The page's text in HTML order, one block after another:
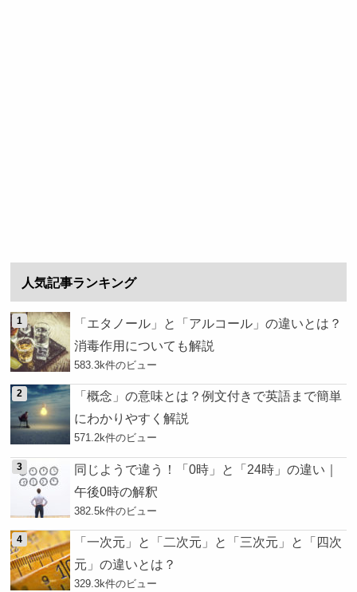
人気記事ランキング
「エタノール」と「アルコール」の違いとは？
消毒作用についても解説
583.3k件のビュー
「概念」の意味とは？例文付きで英語まで簡単
にわかりやすく解説
571.2k件のビュー
同じようで違う！「0時」と「24時」の違い｜
午後0時の解釈
382.5k件のビュー
「一次元」と「二次元」と「三次元」と「四次
元」の違いとは？
329.3k件のビュー